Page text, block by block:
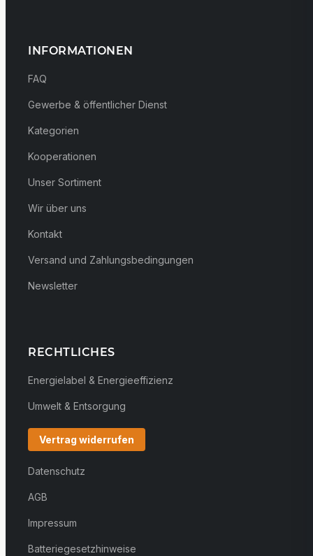
INFORMATIONEN
FAQ
Gewerbe & öffentlicher Dienst
Kategorien
Kooperationen
Unser Sortiment
Wir über uns
Kontakt
Versand und Zahlungsbedingungen
Newsletter
RECHTLICHES
Energielabel & Energieeffizienz
Umwelt & Entsorgung
Vertrag widerrufen
Datenschutz
AGB
Impressum
Batteriegesetzhinweise